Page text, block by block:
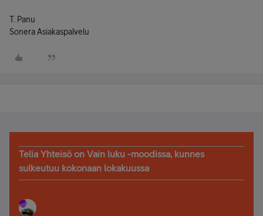
T. Panu
Sonera Asiakaspalvelu
Telia Yhteisö on Vain luku -moodissa, kunnes
sulkeutuu kokonaan lokakuussa